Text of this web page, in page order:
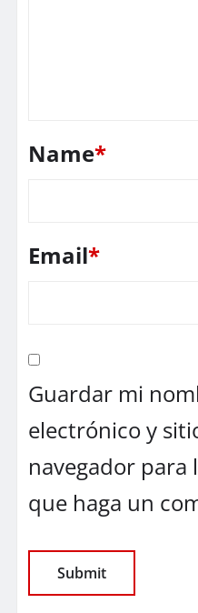
Name*
Email*
Guardar mi
electrónico y
navegador para
que haga un